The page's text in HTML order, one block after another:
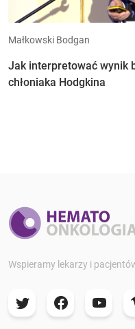
Małkowski Bodgan
Jak interpretować wynik
chłoniaka Hodgkina
Wspieramy lekarzy i